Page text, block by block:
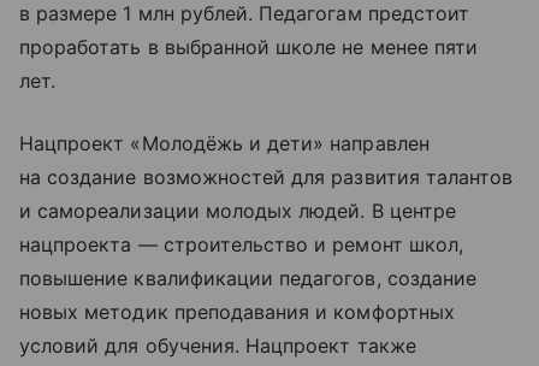
в размере 1 млн рублей. Педагогам предстоит
проработать в выбранной школе не менее пяти
лет.
Нацпроект «Молодёжь и дети» направлен
на создание возможностей для развития талантов
и самореализации молодых людей. В центре
нацпроекта — строительство и ремонт школ,
повышение квалификации педагогов, создание
новых методик преподавания и комфортных
условий для обучения. Нацпроект также